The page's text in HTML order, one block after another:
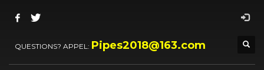
QUESTIONS? APPEL: Pipes2018@163.com